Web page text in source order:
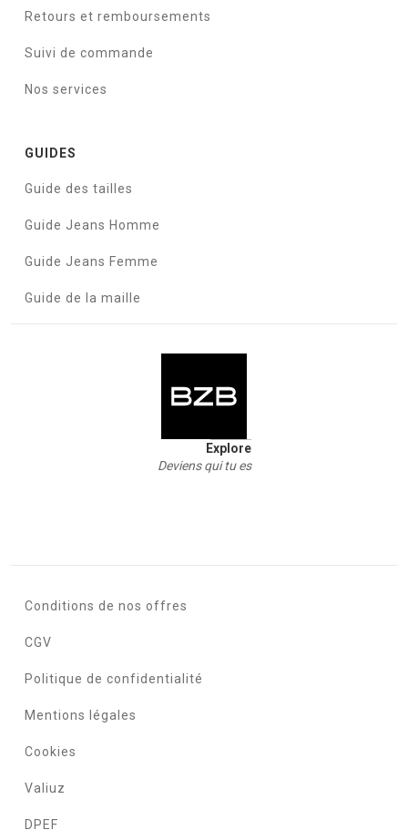
Retours et remboursements
Suivi de commande
Nos services
GUIDES
Guide des tailles
Guide Jeans Homme
Guide Jeans Femme
Guide de la maille
Explore
Deviens qui tu es
Conditions de nos offres
CGV
Politique de confidentialité
Mentions légales
Cookies
Valiuz
DPEF